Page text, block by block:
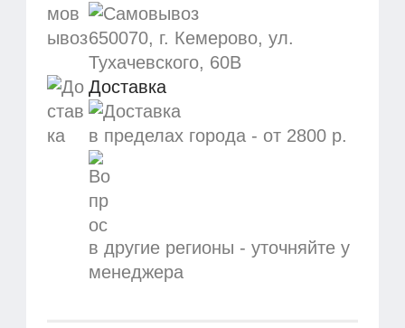
650070, г. Кемерово, ул.
Тухачевского, 60В
Доставка
в пределах города - от 2800 р.
в другие регионы - уточняйте у
менеджера